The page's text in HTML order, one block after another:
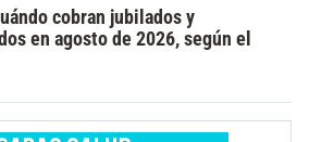
cobran jubilados y
en agosto de 2026, según el